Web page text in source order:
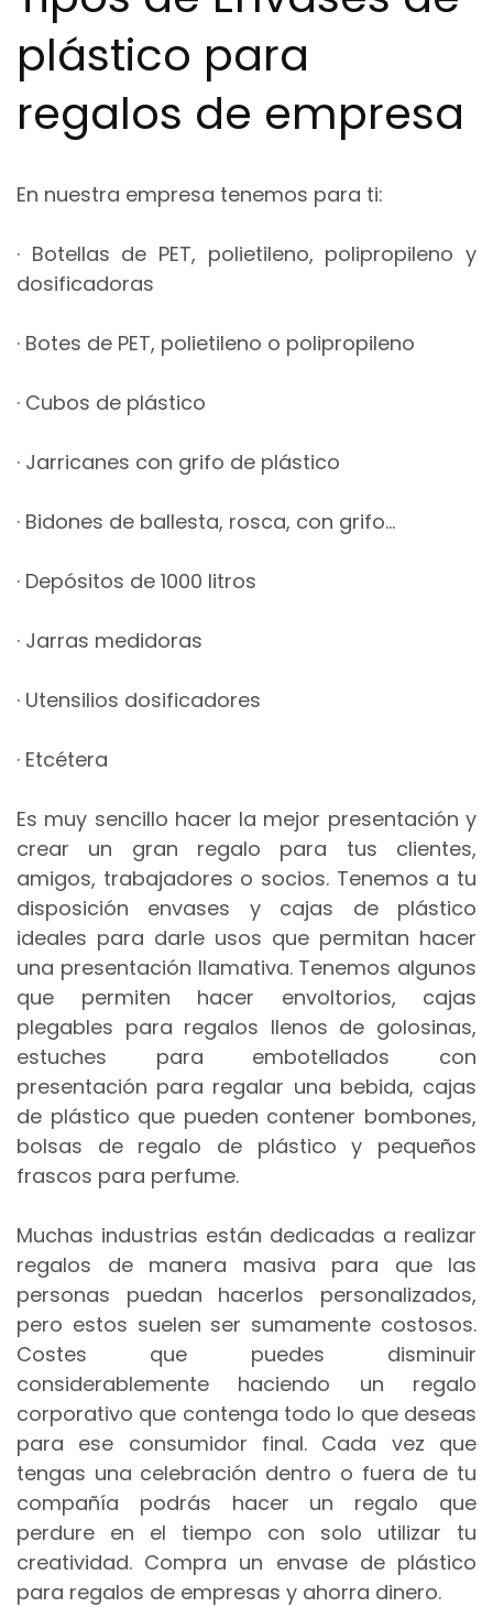
plástico para
regalos de empresa
En nuestra empresa tenemos para ti:
· Botellas de PET, polietileno, polipropileno y
dosificadoras
· Botes de PET, polietileno o polipropileno
· Cubos de plástico
· Jarricanes con grifo de plástico
· Bidones de ballesta, rosca, con grifo…
· Depósitos de 1000 litros
· Jarras medidoras
· Utensilios dosificadores
· Etcétera
Es muy sencillo hacer la mejor presentación y
crear un gran regalo para tus clientes,
amigos, trabajadores o socios. Tenemos a tu
disposición envases y cajas de plástico
ideales para darle usos que permitan hacer
una presentación llamativa. Tenemos algunos
que permiten hacer envoltorios, cajas
plegables para regalos llenos de golosinas,
estuches para embotellados con
presentación para regalar una bebida, cajas
de plástico que pueden contener bombones,
bolsas de regalo de plástico y pequeños
frascos para perfume.
Muchas industrias están dedicadas a realizar
regalos de manera masiva para que las
personas puedan hacerlos personalizados,
pero estos suelen ser sumamente costosos.
Costes que puedes disminuir
considerablemente haciendo un regalo
corporativo que contenga todo lo que deseas
para ese consumidor final. Cada vez que
tengas una celebración dentro o fuera de tu
compañía podrás hacer un regalo que
perdure en el tiempo con solo utilizar tu
creatividad. Compra un envase de plástico
para regalos de empresas y ahorra dinero.